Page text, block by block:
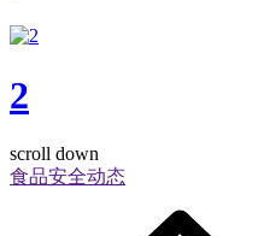
2
scroll down
食品安全动态